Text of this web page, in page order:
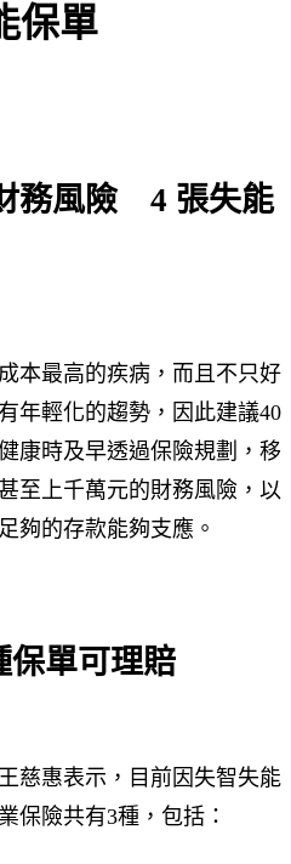
保單
務風險 4 張失能
本最高的疾病，而且不只好
年輕化的趨勢，因此建議40
康時及早透過保險規劃，移
至上千萬元的財務風險，以
夠的存款能夠支應。
保單可理賠
慈惠表示，目前因失智失能
保險共有3種，包括：